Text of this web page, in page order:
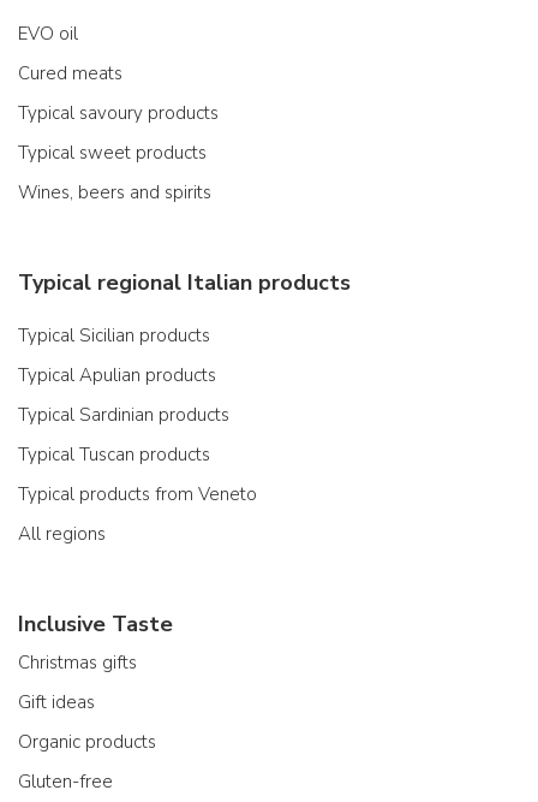
EVO oil
Cured meats
Typical savoury products
Typical sweet products
Wines, beers and spirits
Typical regional Italian products
Typical Sicilian products
Typical Apulian products
Typical Sardinian products
Typical Tuscan products
Typical products from Veneto
All regions
Inclusive Taste
Christmas gifts
Gift ideas
Organic products
Gluten-free